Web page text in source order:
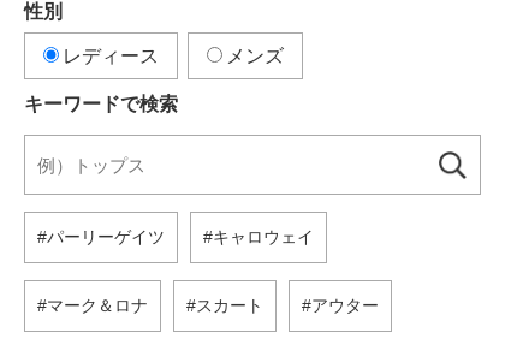
性別
レディース メンズ
キーワードで検索
パーリーゲイツ キャロウェイ
マーク＆ロナ スカート アウター